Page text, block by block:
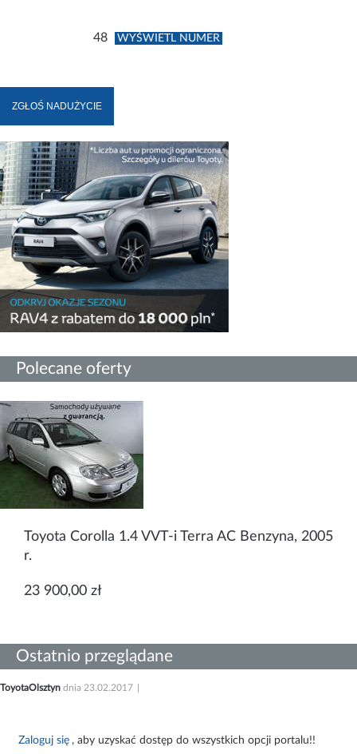
48 WYŚWIETL NUMER
Polecane oferty
Toyota Corolla 1.4 VVT-i Terra AC Benzyna, 2005
r.
23 900,00 zł
Ostatnio przeglądane
ToyotaOlsztyn dnia 23.02.2017
Zaloguj się , aby uzyskać dostęp do wszystkich opcji portalu!!